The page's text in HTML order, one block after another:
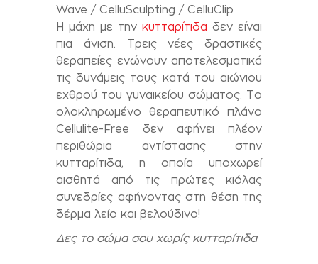
Wave / CelluSculpting / CelluClip
Η μάχη με την κυτταρίτιδα δεν είναι
πια άνιση. Τρεις νέες δραστικές
θεραπείες ενώνουν αποτελεσματικά
τις δυνάμεις τους κατά του αιώνιου
εχθρού του γυναικείου σώματος. Το
ολοκληρωμένο θεραπευτικό πλάνο
Cellulite-Free δεν αφήνει πλέον
περιθώρια αντίστασης στην
κυτταρίτιδα, η οποία υποχωρεί
αισθητά από τις πρώτες κιόλας
συνεδρίες αφήνοντας στη θέση της
δέρμα λείο και βελούδινο!
Δες το σώμα σου χωρίς κυτταρίτιδα